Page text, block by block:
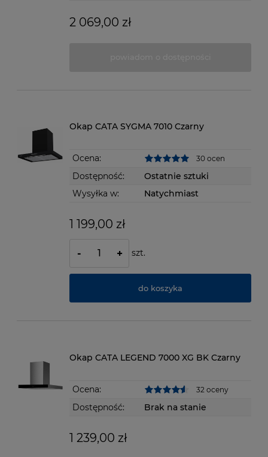
2 069,00 zł
Okap CATA SYGMA 7010 Czarny
Ocena: 30 ocen
Dostępność:
Ostatnie sztuki
Wysyłka w:
Natychmiast
1 199,00 zł
- + szt.
do koszyka
Okap CATA LEGEND 7000 XG BK Czarny
Ocena: 32 oceny
Dostępność: Brak na stanie
1 239,00 zł